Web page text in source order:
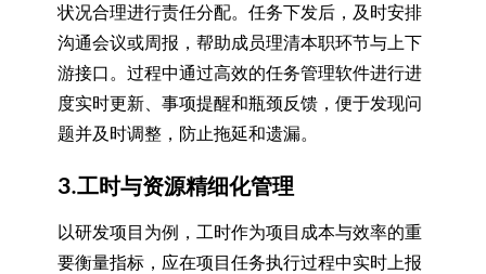
状况合理进行责任分配。任务下发后，及时安排
沟通会议或周报，帮助成员理清本职环节与上下
游接口。过程中通过高效的任务管理软件进行进
度实时更新、事项提醒和瓶颈反馈，便于发现问
题并及时调整，防止拖延和遗漏。
3.工时与资源精细化管理
以研发项目为例，工时作为项目成本与效率的重
要衡量指标，应在项目任务执行过程中实时上报